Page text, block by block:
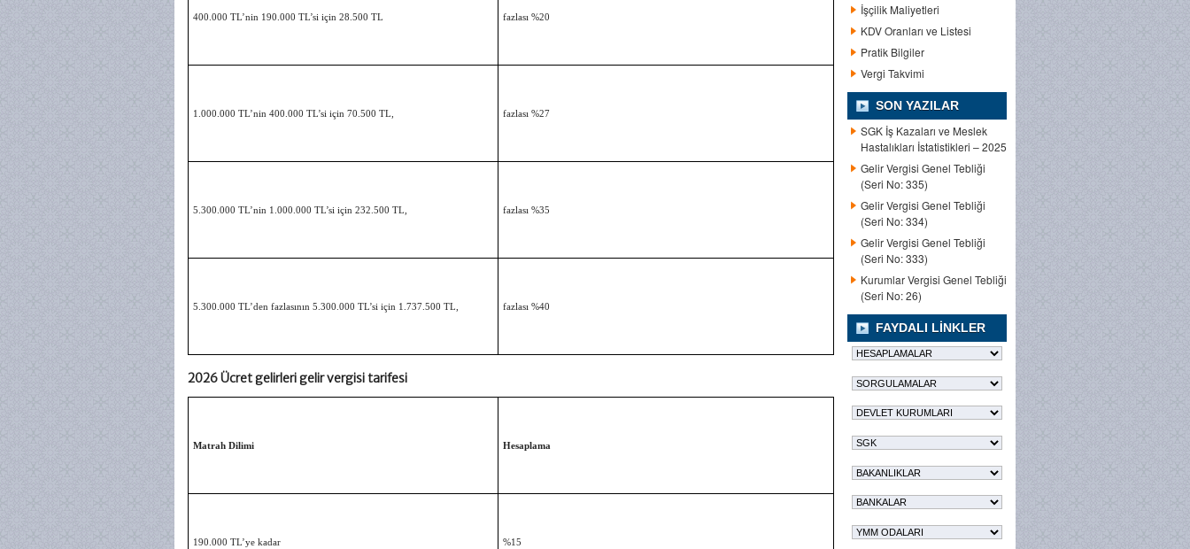
400.000 TL’nin 190.000 TL’si için 28.500 TL fazlası %20
1.000.000 TL’nin 400.000 TL’si için 70.500 TL, fazlası %27
5.300.000 TL’nin 1.000.000 TL’si için 232.500 TL, fazlası %35
5.300.000 TL’den fazlasının 5.300.000 TL’si için 1.737.500 TL, fazlası %40
2026 Ücret gelirleri gelir vergisi tarifesi
Matrah Dilimi Hesaplama
190.000 TL’ye kadar %15
İşçilik Maliyetleri
KDV Oranları ve Listesi
Pratik Bilgiler
Vergi Takvimi
SON YAZILAR
SGK İş Kazaları ve Meslek
Hastalıkları İstatistikleri – 2025
Gelir Vergisi Genel Tebliği
(Seri No: 335)
Gelir Vergisi Genel Tebliği
(Seri No: 334)
Gelir Vergisi Genel Tebliği
(Seri No: 333)
Kurumlar Vergisi Genel Tebliği
(Seri No: 26)
FAYDALI LINKLER